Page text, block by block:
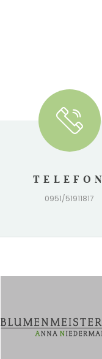
TELEFON
0951/51911817